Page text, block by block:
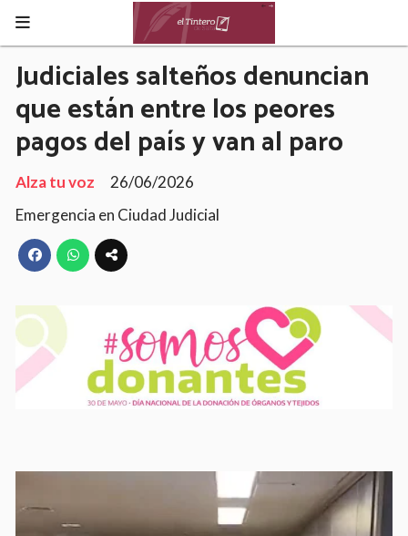
Judiciales salteños denuncian
que están entre los peores
pagos del país y van al paro
Alza tu voz
26/06/2026
Emergencia en Ciudad Judicial